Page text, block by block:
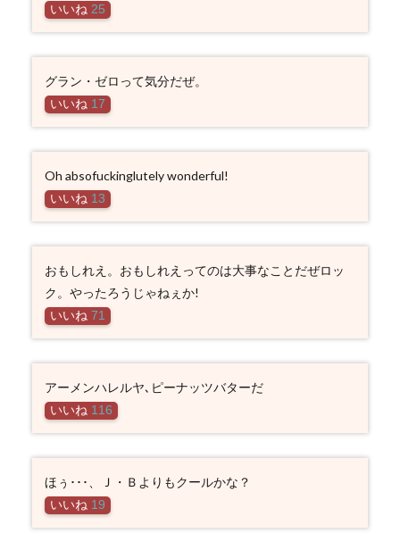
いいね 25
グラン・ゼロって気分だぜ。
いいね 17
Oh absofuckinglutely wonderful!
いいね 13
おもしれえ。おもしれえってのは大事なことだぜロッ
ク。やったろうじゃねぇか!
いいね 71
アーメンハレルヤ､ピーナッツバターだ
いいね 116
ほぅ･･･、Ｊ・Ｂよりもクールかな？
いいね 19